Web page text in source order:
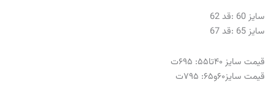
سایز 60 :قد 62
سایز 65 :قد 67
قیمت سایز ۴۰تا۵۵: ۶۹۵ت
قیمت سایز۶۰و۶۵: ۷۹۵ت